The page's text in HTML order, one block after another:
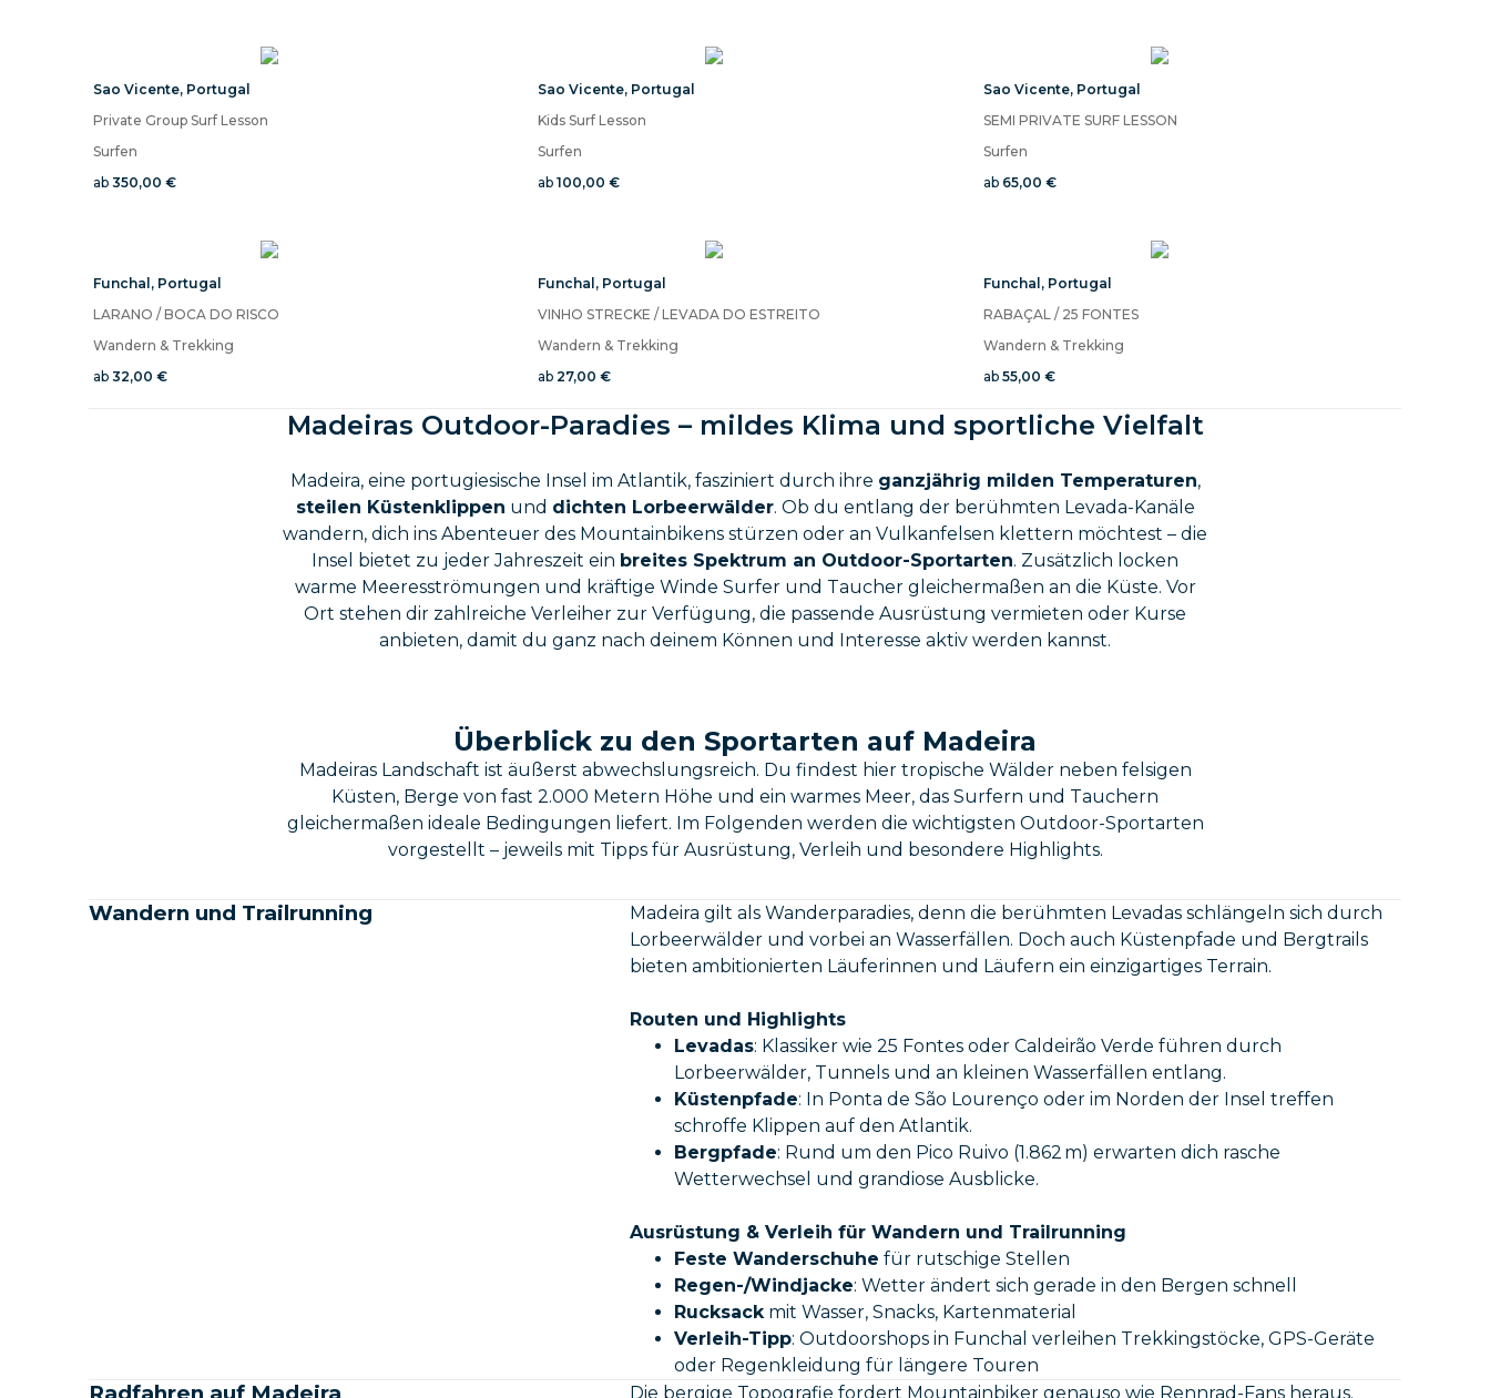
Sao Vicente, Portugal
Private Group Surf Lesson
Surfen
ab 350,00 €
Sao Vicente, Portugal
Kids Surf Lesson
Surfen
ab 100,00 €
Sao Vicente, Portugal
SEMI PRIVATE SURF LESSON
Surfen
ab 65,00 €
Funchal , Portugal
LARANO / BOCA DO RISCO
Wandern & Trekking
ab 32,00 €
Funchal , Portugal
VINHO STRECKE / LEVADA DO ESTREITO
Wandern & Trekking
ab 27,00 €
Funchal , Portugal
RABAÇAL / 25 FONTES
Wandern & Trekking
ab 55,00 €
Madeiras Outdoor-Paradies – mildes Klima und sportliche Vielfalt
Madeira, eine portugiesische Insel im Atlantik, fasziniert durch ihre ganzjährig milden Temperaturen,
steilen Küstenklippen und dichten Lorbeerwälder. Ob du entlang der berühmten Levada-Kanäle
wandern, dich ins Abenteuer des Mountainbikens stürzen oder an Vulkanfelsen klettern möchtest – die
Insel bietet zu jeder Jahreszeit ein breites Spektrum an Outdoor-Sportarten. Zusätzlich locken
warme Meeresströmungen und kräftige Winde Surfer und Taucher gleichermaßen an die Küste. Vor
Ort stehen dir zahlreiche Verleiher zur Verfügung, die passende Ausrüstung vermieten oder Kurse
anbieten, damit du ganz nach deinem Können und Interesse aktiv werden kannst.
Überblick zu den Sportarten auf Madeira
Madeiras Landschaft ist äußerst abwechslungsreich. Du findest hier tropische Wälder neben felsigen
Küsten, Berge von fast 2.000 Metern Höhe und ein warmes Meer, das Surfern und Tauchern
gleichermaßen ideale Bedingungen liefert. Im Folgenden werden die wichtigsten Outdoor-Sportarten
vorgestellt – jeweils mit Tipps für Ausrüstung, Verleih und besondere Highlights.
Wandern und Trailrunning
Madeira gilt als Wanderparadies, denn die berühmten Levadas schlängeln sich durch
Lorbeerwälder und vorbei an Wasserfällen. Doch auch Küstenpfade und Bergtrails
bieten ambitionierten Läuferinnen und Läufern ein einzigartiges Terrain.
Routen und Highlights
Levadas: Klassiker wie 25 Fontes oder Caldeirão Verde führen durch
Lorbeerwälder, Tunnels und an kleinen Wasserfällen entlang.
Küstenpfade: In Ponta de São Lourenço oder im Norden der Insel treffen
schroffe Klippen auf den Atlantik.
Bergpfade: Rund um den Pico Ruivo (1.862 m) erwarten dich rasche
Wetterwechsel und grandiose Ausblicke.
Ausrüstung & Verleih für Wandern und Trailrunning
Feste Wanderschuhe für rutschige Stellen
Regen-/Windjacke: Wetter ändert sich gerade in den Bergen schnell
Rucksackmit Wasser, Snacks, Kartenmaterial
Verleih-Tipp: Outdoorshops in Funchal verleihen Trekkingstöcke, GPS-Geräte
oder Regenkleidung für längere Touren
Die bergige Topografie fordert Mountainbiker genauso wie Rennrad-Fans heraus.